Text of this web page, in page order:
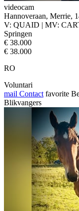
videocam
Hannoveraan, Merrie,
V: QUAID | MV:
Springen
€ 38.000
€ 38.000
RO
Voluntari
mail Contact favorite
Blikvangers